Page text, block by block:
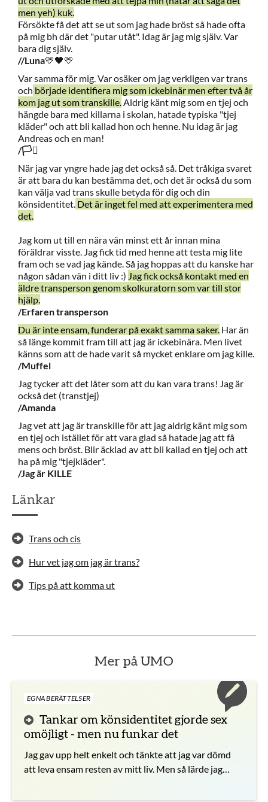
men yeh) kuk.
Försökte få det att se ut som jag hade bröst så hade ofta
på mig bh där det "putar utåt". Idag är jag mig själv. Var
bara dig själv.
//Luna💛🖤💛
Var samma för mig. Var osäker om jag verkligen var trans
och började identifiera mig som ickebinär men efter två år
kom jag ut som transkille.Aldrig känt mig som en tjej och
hängde bara med killarna i skolan, hatade typiska "tjej
kläder" och att bli kallad hon och henne. Nu idag är jag
Andreas och en man!
/🏳️‍⚧️
När jag var yngre hade jag det också så. Det tråkiga svaret
är att bara du kan bestämma det, och det är också du som
kan välja vad trans skulle betyda för dig och din
könsidentitet. Det är inget fel med att experimentera med
det.
Jag kom ut till en nära vän minst ett år innan mina
föräldrar visste. Jag fick tid med henne att testa mig lite
fram och se vad jag kände. Så jag hoppas att du kanske har
någon sådan vän i ditt liv :) Jag fick också kontakt med en
äldre transperson genom skolkuratorn som var till stor
hjälp.
/Erfaren transperson
Du är inte ensam, funderar på exakt samma saker. Har än
så länge kommit fram till att jag är ickebinära. Men livet
känns som att de hade varit så mycket enklare om jag kille.
/Muffel
Jag tycker att det låter som att du kan vara trans! Jag är
också det (transtjej)
/Amanda
Jag vet att jag är transkille för att jag aldrig känt mig som
en tjej och istället för att vara glad så hatade jag att få
mens och bröst. Blir äcklad av att bli kallad en tjej och att
ha på mig "tjejkläder".
/Jag är KILLE
Länkar
Trans och cis
Hur vet jag om jag är trans?
Tips på att komma ut
Mer på UMO
EGNA BERÄTTELSER
Tankar om könsidentitet gjorde sex
omöjligt - men nu funkar det
Jag gav upp helt enkelt och tänkte att jag var dömd
att leva ensam resten av mitt liv. Men så lärde jag